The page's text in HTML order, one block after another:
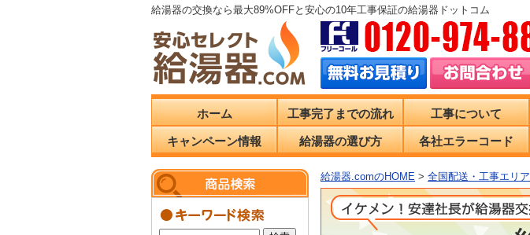
給湯器の交換なら最大89%OFFと安心の10年工事保証の給湯器ドットコム
ホーム 工事完了までの流れ 工事について
キャンペーン情報 給湯器の選び方 各社エラーコード
給湯器.comのHOME > 全国配送・工事エリア